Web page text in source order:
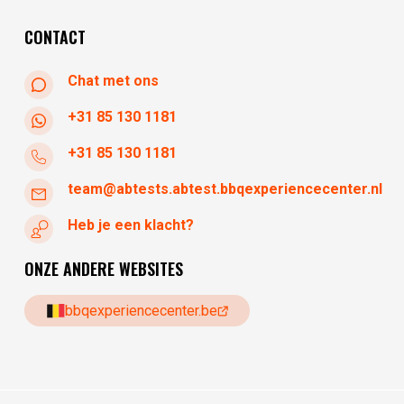
CONTACT
Chat met ons
+31 85 130 1181
+31 85 130 1181
team@abtests.abtest.bbqexperiencecenter.nl
Heb je een klacht?
ONZE ANDERE WEBSITES
bbqexperiencecenter.be